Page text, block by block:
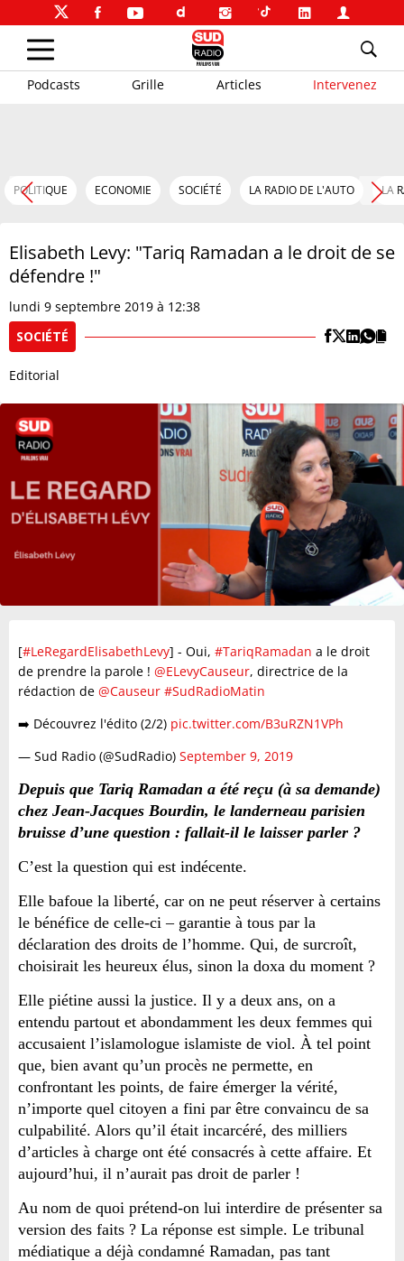
Podcasts Grille Articles Intervenez
POLITIQUE ECONOMIE SOCIÉTÉ LA RADIO DE L'AUTO LA
Elisabeth Levy: "Tariq Ramadan a le droit de se
défendre !"
lundi 9 septembre 2019 à 12:38
SOCIÉTÉ
Editorial
[#LeRegardElisabethLevy] - Oui, #TariqRamadan a le droit
de prendre la parole ! @ELevyCauseur, directrice de la
rédaction de @Causeur #SudRadioMatin
➡️ Découvrez l'édito (2/2) pic.twitter.com/B3uRZN1VPh
— Sud Radio (@SudRadio) September 9, 2019
Depuis que Tariq Ramadan a été reçu (à sa demande)
chez Jean-Jacques Bourdin, le landerneau parisien
bruisse d’une question : fallait-il le laisser parler ?
C’est la question qui est indécente.
Elle bafoue la liberté, car on ne peut réserver à certains
le bénéfice de celle-ci – garantie à tous par la
déclaration des droits de l’homme. Qui, de surcroît,
choisirait les heureux élus, sinon la doxa du moment ?
Elle piétine aussi la justice. Il y a deux ans, on a
entendu partout et abondamment les deux femmes qui
accusaient l’islamologue islamiste de viol. À tel point
que, bien avant qu’un procès ne permette, en
confrontant les points, de faire émerger la vérité,
n’importe quel citoyen a fini par être convaincu de sa
culpabilité. Alors qu’il était incarcéré, des milliers
d’articles à charge ont été consacrés à cette affaire. Et
aujourd’hui, il n’aurait pas droit de parler !
Au nom de quoi prétend-on lui interdire de présenter sa
version des faits ? La réponse est simple. Le tribunal
médiatique a déjà condamné Ramadan, pas tant